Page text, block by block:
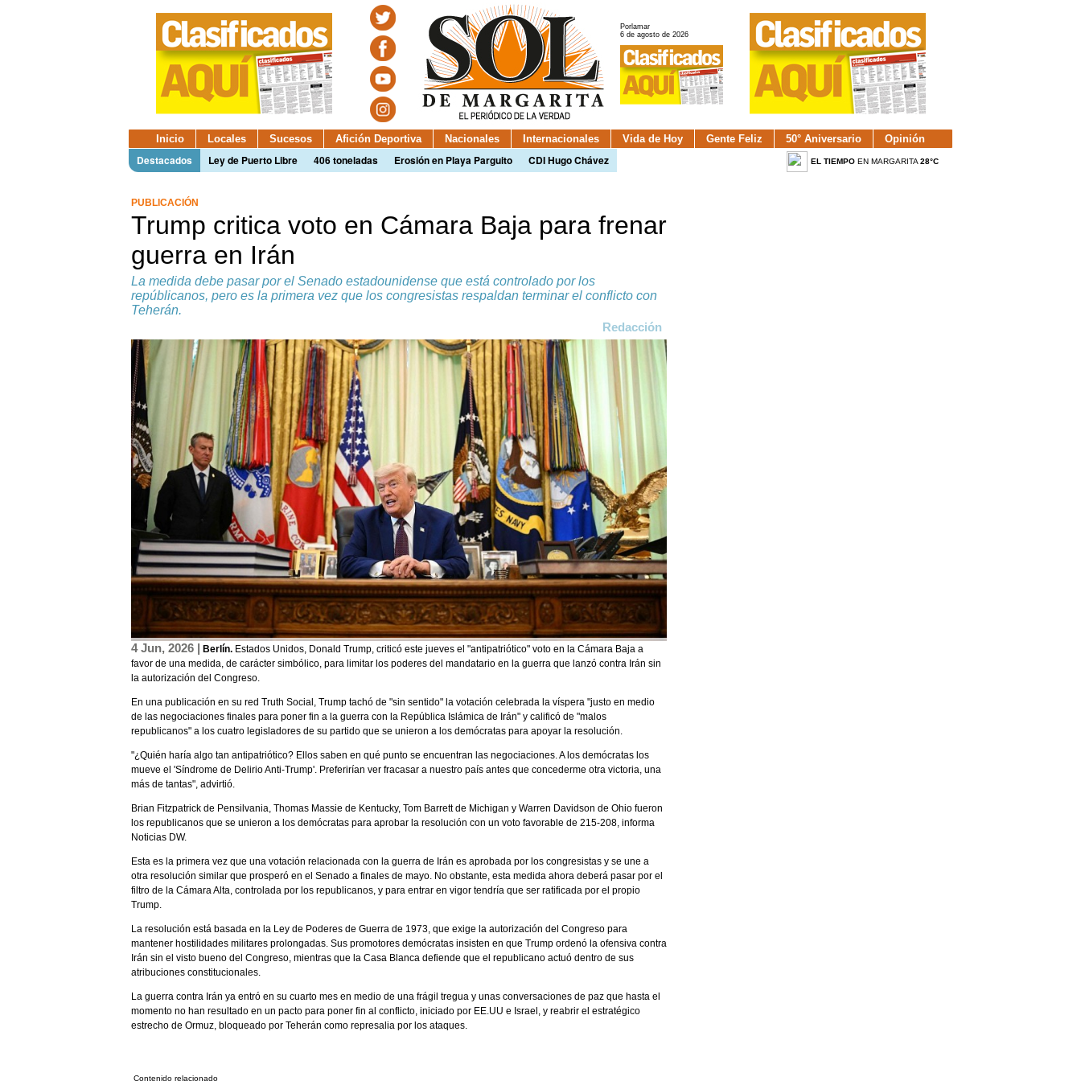
Porlamar
6 de agosto de 2026
Inicio Locales Sucesos Afición Deportiva Nacionales Internacionales Vida de Hoy Gente Feliz 50° Aniversario Opinión
Destacados Ley de Puerto Libre 406 toneladas Erosión en Playa Parguito CDI Hugo Chávez EL TIEMPOEN MARGARITA 28°C
PUBLICACIÓN
Trump critica voto en Cámara Baja para frenar
guerra en Irán
La medida debe pasar por el Senado estadounidense que está controlado por los
repúblicanos, pero es la primera vez que los congresistas respaldan terminar el conflicto con
Teherán.
Redacción
4 Jun, 2026 | Berlín. Estados Unidos, Donald Trump, criticó este jueves el "antipatriótico" voto en la Cámara Baja a
favor de una medida, de carácter simbólico, para limitar los poderes del mandatario en la guerra que lanzó contra Irán sin
la autorización del Congreso.
En una publicación en su red Truth Social, Trump tachó de "sin sentido" la votación celebrada la víspera "justo en medio
de las negociaciones finales para poner fin a la guerra con la República Islámica de Irán" y calificó de "malos
republicanos" a los cuatro legisladores de su partido que se unieron a los demócratas para apoyar la resolución.
"¿Quién haría algo tan antipatriótico? Ellos saben en qué punto se encuentran las negociaciones. A los demócratas los
mueve el 'Síndrome de Delirio Anti-Trump'. Preferirían ver fracasar a nuestro país antes que concederme otra victoria, una
más de tantas", advirtió.
Brian Fitzpatrick de Pensilvania, Thomas Massie de Kentucky, Tom Barrett de Michigan y Warren Davidson de Ohio fueron
los republicanos que se unieron a los demócratas para aprobar la resolución con un voto favorable de 215-208, informa
Noticias DW.
Esta es la primera vez que una votación relacionada con la guerra de Irán es aprobada por los congresistas y se une a
otra resolución similar que prosperó en el Senado a finales de mayo. No obstante, esta medida ahora deberá pasar por el
filtro de la Cámara Alta, controlada por los republicanos, y para entrar en vigor tendría que ser ratificada por el propio
Trump.
La resolución está basada en la Ley de Poderes de Guerra de 1973, que exige la autorización del Congreso para
mantener hostilidades militares prolongadas. Sus promotores demócratas insisten en que Trump ordenó la ofensiva contra
Irán sin el visto bueno del Congreso, mientras que la Casa Blanca defiende que el republicano actuó dentro de sus
atribuciones constitucionales.
La guerra contra Irán ya entró en su cuarto mes en medio de una frágil tregua y unas conversaciones de paz que hasta el
momento no han resultado en un pacto para poner fin al conflicto, iniciado por EE.UU e Israel, y reabrir el estratégico
estrecho de Ormuz, bloqueado por Teherán como represalia por los ataques.
Contenido relacionado